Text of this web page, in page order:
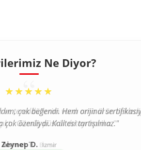
Ne Diyor?
“
★★★★★
ve tereddütlerim vardı ama ürün
Gümüş püskül detayı harika."
Ahmet T. Bursa